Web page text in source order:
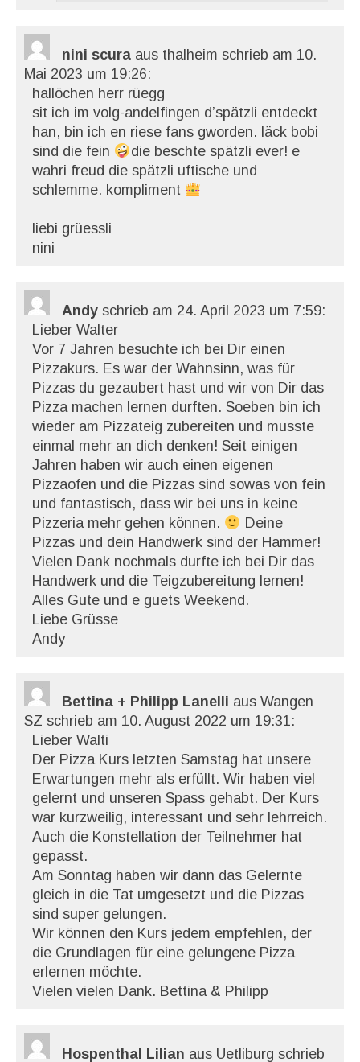
nini scura aus thalheim schrieb am 10.
Mai 2023 um 19:26:
hallöchen herr rüegg
sit ich im volg-andelfingen d’spätzli entdeckt
han, bin ich en riese fans gworden. läck bobi
sind die fein
die beschte spätzli ever! e
wahri freud die spätzli uftische und
schlemme. kompliment
liebi grüessli
nini
Andy schrieb am 24. April 2023 um 7:59:
Lieber Walter
Vor 7 Jahren besuchte ich bei Dir einen
Pizzakurs. Es war der Wahnsinn, was für
Pizzas du gezaubert hast und wir von Dir das
Pizza machen lernen durften. Soeben bin ich
wieder am Pizzateig zubereiten und musste
einmal mehr an dich denken! Seit einigen
Jahren haben wir auch einen eigenen
Pizzaofen und die Pizzas sind sowas von fein
und fantastisch, dass wir bei uns in keine
Pizzeria mehr gehen können.
Deine
Pizzas und dein Handwerk sind der Hammer!
Vielen Dank nochmals durfte ich bei Dir das
Handwerk und die Teigzubereitung lernen!
Alles Gute und e guets Weekend.
Liebe Grüsse
Andy
Bettina + Philipp Lanelli aus Wangen
SZ schrieb am 10. August 2022 um 19:31:
Lieber Walti
Der Pizza Kurs letzten Samstag hat unsere
Erwartungen mehr als erfüllt. Wir haben viel
gelernt und unseren Spass gehabt. Der Kurs
war kurzweilig, interessant und sehr lehrreich.
Auch die Konstellation der Teilnehmer hat
gepasst.
Am Sonntag haben wir dann das Gelernte
gleich in die Tat umgesetzt und die Pizzas
sind super gelungen.
Wir können den Kurs jedem empfehlen, der
die Grundlagen für eine gelungene Pizza
erlernen möchte.
Vielen vielen Dank. Bettina & Philipp
Hospenthal Lilian aus Uetliburg schrieb